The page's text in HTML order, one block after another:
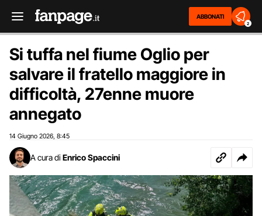
ABBONATI
2
Si tuffa nel fiume Oglio per
salvare il fratello maggiore in
difficoltà, 27enne muore
annegato
14 Giugno 2026 8:45
A cura di Enrico Spaccini